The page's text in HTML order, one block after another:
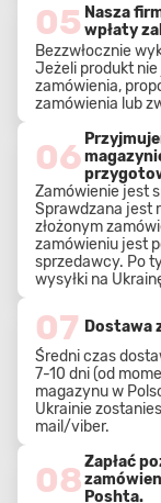
05 Nasza
wpłaty
Bezzwłocznie
Jeżeli produkt
zamówienia,
zamówienia lub
06
Zamówienie jest
Sprawdzana jest
złożonym
zamówieniu jest
sprzedawcy. Po
wysyłki na
07 Dostawa
Średni czas
7-10 dni (od
magazynu w
Ukrainie
mail/viber.
08Zapłać
Poshta.